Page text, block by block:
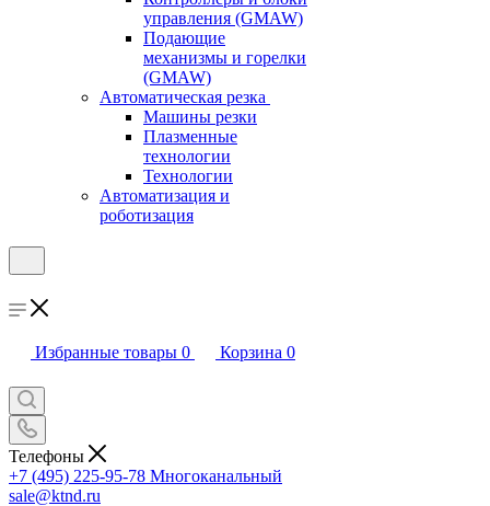
управления (GMAW)
Подающие
механизмы и горелки
(GMAW)
Автоматическая резка
Машины резки
Плазменные
технологии
Технологии
Автоматизация и
роботизация
Избранные товары 0 Корзина 0
Телефоны
+7 (495) 225-95-78 Многоканальный
sale@ktnd.ru